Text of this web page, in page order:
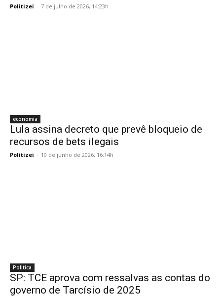
Politizei - 7 de julho de 2026, 14:23h
economia
Lula assina decreto que prevê bloqueio de
recursos de bets ilegais
Politizei - 19 de junho de 2026, 16:14h
Politica
SP: TCE aprova com ressalvas as contas do
governo de Tarcísio de 2025